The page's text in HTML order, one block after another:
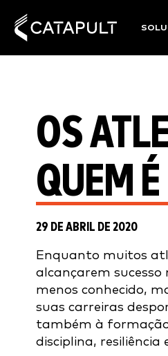
OS
QUEM
29 DE ABRIL DE 2020
Enquanto muitos
alcançarem
menos conhecido,
suas carreiras
também à
disciplina, resiliência